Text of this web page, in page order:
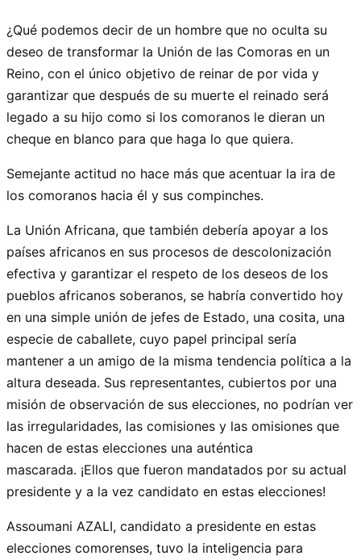
¿Qué podemos decir de un hombre que no oculta su
deseo de transformar la Unión de las Comoras en un
Reino, con el único objetivo de reinar de por vida y
garantizar que después de su muerte el reinado será
legado a su hijo como si los comoranos le dieran un
cheque en blanco para que haga lo que quiera.
Semejante actitud no hace más que acentuar la ira de
los comoranos hacia él y sus compinches.
La Unión Africana, que también debería apoyar a los
países africanos en sus procesos de descolonización
efectiva y garantizar el respeto de los deseos de los
pueblos africanos soberanos, se habría convertido hoy
en una simple unión de jefes de Estado, una cosita, una
especie de caballete, cuyo papel principal sería
mantener a un amigo de la misma tendencia política a la
altura deseada. Sus representantes, cubiertos por una
misión de observación de sus elecciones, no podrían ver
las irregularidades, las comisiones y las omisiones que
hacen de estas elecciones una auténtica
mascarada. ¡Ellos que fueron mandatados por su actual
presidente y a la vez candidato en estas elecciones!
Assoumani AZALI, candidato a presidente en estas
elecciones comorenses, tuvo la inteligencia para